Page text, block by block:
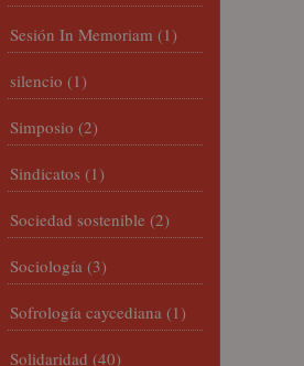
Sesión In Memoriam (1)
silencio (1)
Simposio (2)
Sindicatos (1)
Sociedad sostenible (2)
Sociología (3)
Sofrología caycediana (1)
Solidaridad (40)